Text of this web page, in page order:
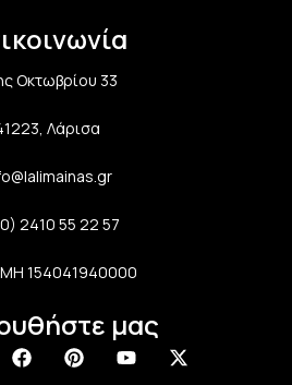
Οκτωβρίου 33
Λάρισα
2410 55 22 57
154041940000
μας